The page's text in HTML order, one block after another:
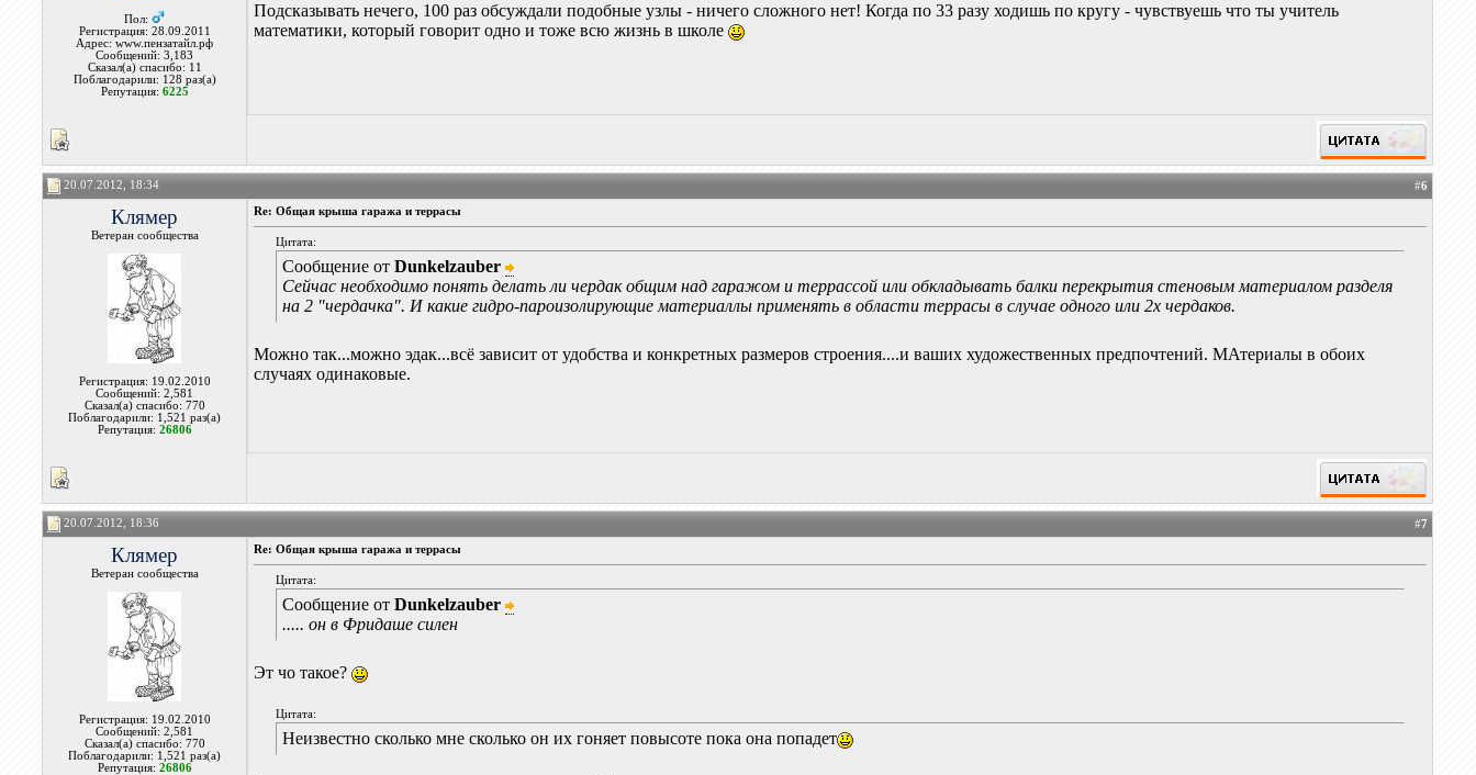
Пол:
Регистрация: 28.09.2011
Адрес: www.пензатайл.рф
Сообщений: 3,183
Сказал(а) спасибо: 11
Поблагодарили: 128 раз(а)
Репутация: 6225
Подсказывать нечего, 100 раз обсуждали подобные узлы - ничего сложного нет! Когда по 33 разу ходишь по кругу - чувствуешь что ты учитель
математики, который говорит одно и тоже всю жизнь в школе
20.07.2012, 18:34 #6
Клямер
Ветеран сообщества
Регистрация: 19.02.2010
Сообщений: 2,581
Сказал(а) спасибо: 770
Поблагодарили: 1,521 раз(а)
Репутация: 26806
Re: Общая крыша гаража и террасы
Цитата:
Сообщение отDunkelzauber
Сейчас необходимо понять делать ли чердак общим над гаражом и террассой или обкладывать балки перекрытия стеновым материалом разделя
на 2 "чердачка". И какие гидро-пароизолирующие материаллы применять в области террасы в случае одного или 2х чердаков.
Можно так...можно эдак...всё зависит от удобства и конкретных размеров строения....и ваших художественных предпочтений. МАтериалы в обоих
случаях одинаковые.
20.07.2012, 18:36 #7
Клямер
Ветеран сообщества
Регистрация: 19.02.2010
Сообщений: 2,581
Сказал(а) спасибо: 770
Поблагодарили: 1,521 раз(а)
Репутация: 26806
Re: Общая крыша гаража и террасы
Цитата:
Сообщение отDunkelzauber
..... он в Фридаше силен
Эт чо такое?
Цитата:
Неизвестно сколько мне сколько он их гоняет повысоте пока она попадет